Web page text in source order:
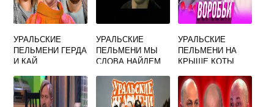
УРАЛЬСКИЕ
ПЕЛЬМЕНИ ГЕРДА
И КАЙ
УРАЛЬСКИЕ
ПЕЛЬМЕНИ МЫ
СЛОВА НАЙДЕМ
АККОРДЫ
УРАЛЬСКИЕ
ПЕЛЬМЕНИ НА
КРЫШЕ КОТЫ